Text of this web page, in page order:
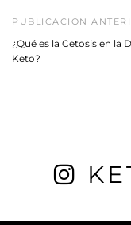
PUBLICACIÓN
¿Qué es la Cetosis en la
Keto?